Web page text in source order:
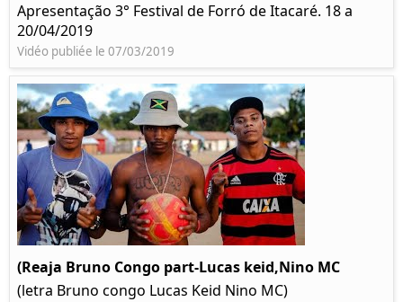
Apresentação 3° Festival de Forró de Itacaré. 18 a
20/04/2019
Vidéo publiée le 07/03/2019
(Reaja Bruno Congo part-Lucas keid,Nino MC
(letra Bruno congo Lucas Keid Nino MC)